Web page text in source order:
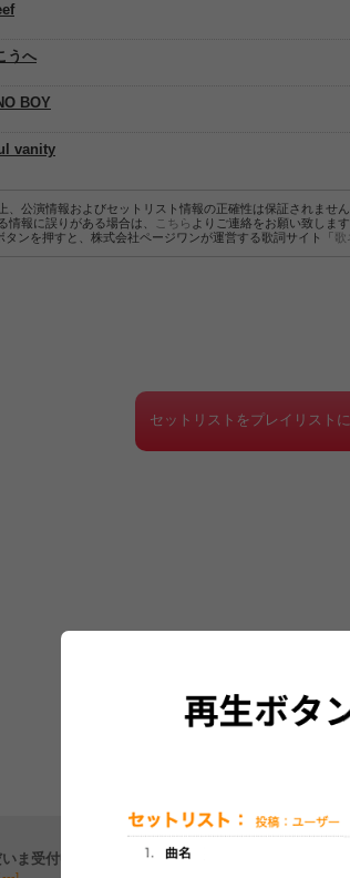
BOY
うへ
vanity
、公演情報およびセットリスト情報の正確性は保証されませ
報に誤りがある場合は、
こちら よりご連絡をお願い致します
タンを押すと、株式会社ページワンが運営する歌詞サイト「歌
セットリストをプレイリスト
ま受付中です
年齢層：
ただいま受付中です
グッズ